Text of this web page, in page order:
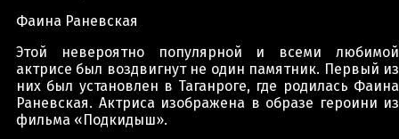
Фаина Раневская
Этой невероятно популярной и всеми любимой
актрисе был воздвигнут не один памятник. Первый из
них был установлен в Таганроге, где родилась Фаина
Раневская. Актриса изображена в образе героини из
фильма «Подкидыш».